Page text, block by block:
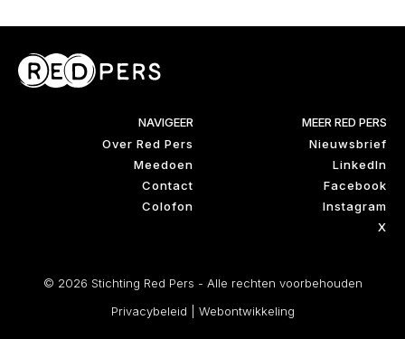
NAVIGEER
Over Red Pers
Meedoen
Contact
Colofon
MEER RED PERS
Nieuwsbrief
LinkedIn
Facebook
Instagram
X
© 2026 Stichting Red Pers - Alle rechten voorbehouden
Privacybeleid
Webontwikkeling